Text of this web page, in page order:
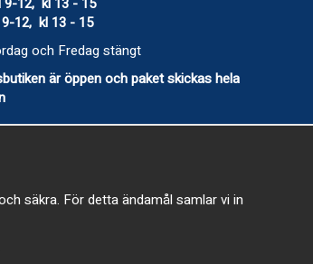
12, kl 13 - 15
och Fredag stängt
är öppen och paket skickas hela
säkra. För detta ändamål samlar vi in